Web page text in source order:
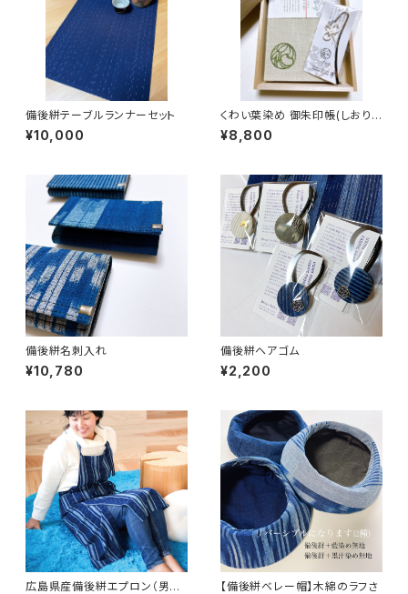
備後絣テーブルランナーセット
¥10,000
くわい葉染め 御朱印帳(しおり)
付き
¥8,800
備後絣名刺入れ
¥10,780
備後絣ヘアゴム
¥2,200
広島県産備後絣エプロン（男女
【備後絣ベレー帽】木綿のラフさ